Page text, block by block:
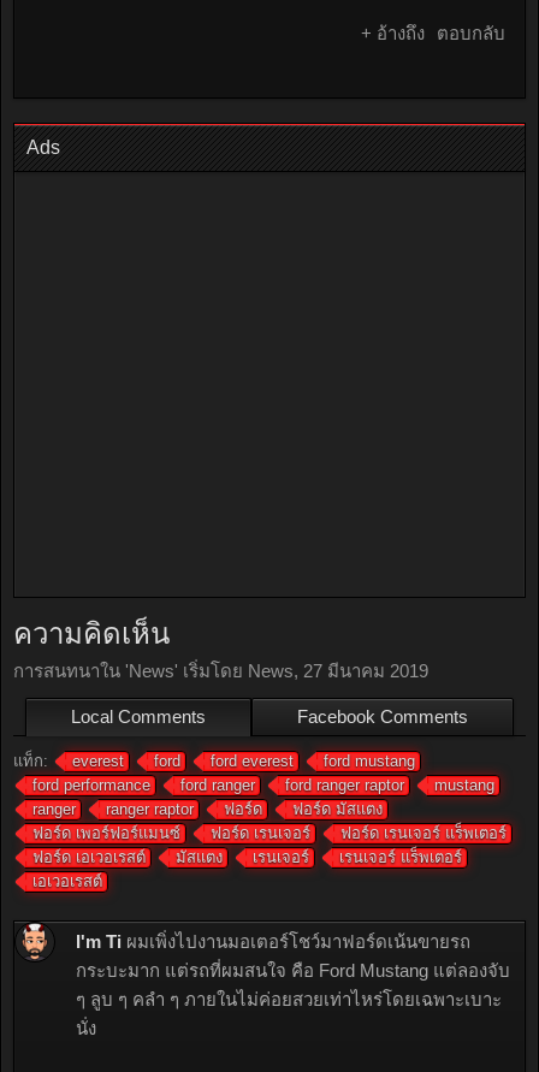
+ อ้างถึง ตอบกลับ
Ads
ความคิดเห็น
การสนทนาใน 'News' เริ่มโดย News, 27 มีนาคม 2019
Local Comments Facebook Comments
แท็ก: everest ford ford everest
ford mustang
ford performance
ford ranger ford ranger raptor
mustang
ranger
ranger raptor ฟอร์ด
ฟอร์ด มัสแตง
ฟอร์ด เพอร์ฟอร์แมนซ์
ฟอร์ด เรนเจอร์
ฟอร์ด เรนเจอร์ แร็พเตอร์
ฟอร์ด เอเวอเรสต์
มัสแตง เรนเจอร์
เรนเจอร์ แร็พเตอร์
เอเวอเรสต์
I'm Ti ผมเพิ่งไปงานมอเตอร์โชว์มาฟอร์ดเน้นขายรถ
กระบะมาก แต่รถที่ผมสนใจ คือ Ford Mustang แต่ลองจับ
ๆ ลูบ ๆ คลำ ๆ ภายในไม่ค่อยสวยเท่าไหร่โดยเฉพาะเบาะ
นั่ง